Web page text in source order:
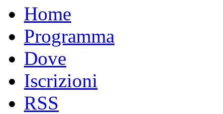
Home
Programma
Dove
Iscrizioni
RSS